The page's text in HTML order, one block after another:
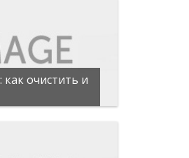
как очистить и